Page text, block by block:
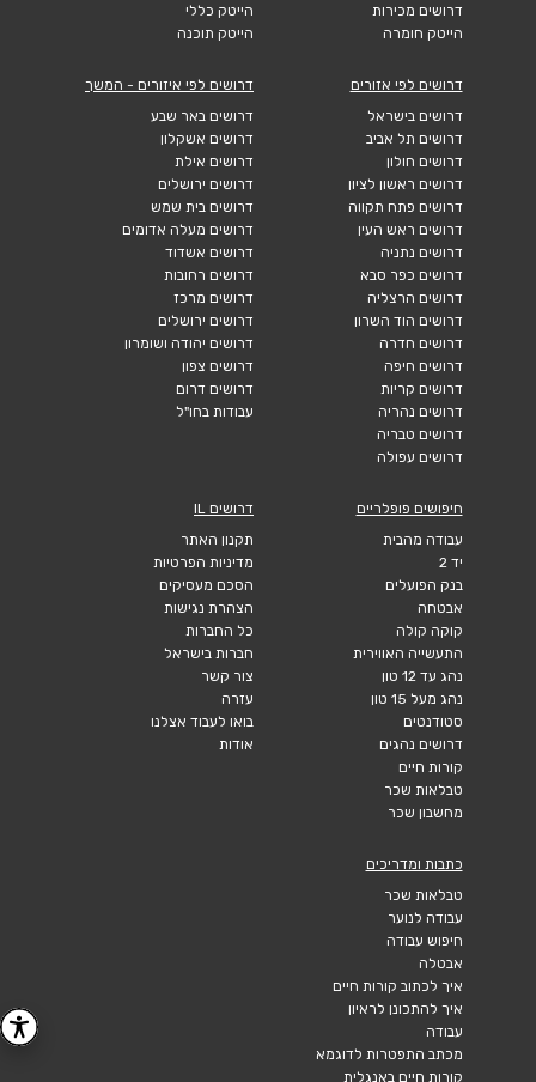
דרושים מכירות
הייטק חומרה
הייטק כללי
הייטק תוכנה
דרושים לפי אזורים
דרושים בישראל
דרושים תל אביב
דרושים חולון
דרושים ראשון לציון
דרושים פתח תקווה
דרושים ראש העין
דרושים נתניה
דרושים כפר סבא
דרושים הרצליה
דרושים הוד השרון
דרושים חדרה
דרושים חיפה
דרושים קריות
דרושים נהריה
דרושים טבריה
דרושים עפולה
דרושים לפי איזורים - המשך
דרושים באר שבע
דרושים אשקלון
דרושים אילת
דרושים ירושלים
דרושים בית שמש
דרושים מעלה אדומים
דרושים אשדוד
דרושים רחובות
דרושים מרכז
דרושים ירושלים
דרושים יהודה ושומרון
דרושים צפון
דרושים דרום
עבודות בחו"ל
חיפושים פופלריים
עבודה מהבית
יד 2
בנק הפועלים
אבטחה
קוקה קולה
התעשייה האווירית
נהג עד 12 טון
נהג מעל 15 טון
סטודנטים
דרושים נהגים
קורות חיים
טבלאות שכר
מחשבון שכר
דרושים IL
תקנון האתר
מדיניות הפרטיות
הסכם מעסיקים
הצהרת נגישות
כל החברות
חברות בישראל
צור קשר
עזרה
בואו לעבוד אצלנו
אודות
כתבות ומדריכים
טבלאות שכר
עבודה לנוער
חיפוש עבודה
אבטלה
איך לכתוב קורות חיים
איך להתכונן לראיון
עבודה
מכתב התפטרות לדוגמא
קורות חיים באנגלית